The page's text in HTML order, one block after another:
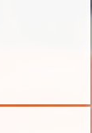
historii